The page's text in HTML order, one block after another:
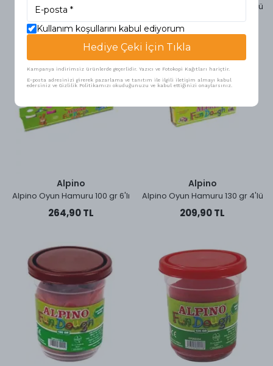
Alpino Mum Boya 24'lü
484,90 TL
Alpino Oyun Hamuru 100 gr 4'lü
174,90 TL
Alpino
Alpino Oyun Hamuru 100 gr 6'lı
264,90 TL
Alpino
Alpino Oyun Hamuru 130 gr 4'lü
209,90 TL
Kullanım koşullarını kabul ediyorum
Hediye Çeki İçin Tıkla
Kampanya indirimsiz ürünlerde geçerlidir. Yazıcı ve Fotokopi Kağıtları hariçtir.
E-posta adresinizi girerek pazarlama ve tanıtım ile ilgili iletişim almayı kabul
edersiniz ve Gizlilik Politikamızı okuduğunuzu ve kabul ettiğinizi onaylarsınız.